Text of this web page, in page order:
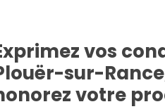
vos
sur-
votre